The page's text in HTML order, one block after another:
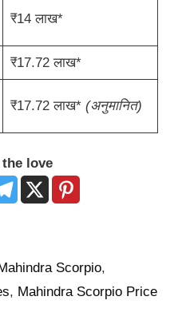
₹14 लाख*
₹17.72 लाख*
₹17.72 लाख* (अनुमानित)
love
Scorpio,
, Mahindra Scorpio Price